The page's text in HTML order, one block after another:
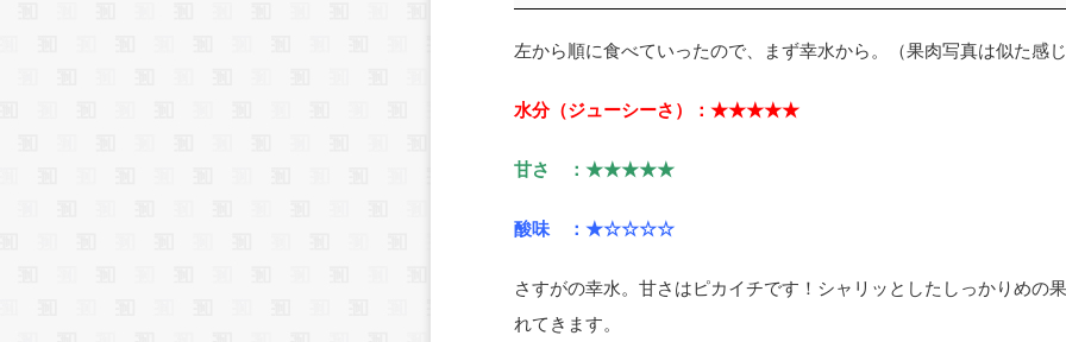
左から順に食べていったので、まず幸水から。（果肉写真は似た感
水分（ジューシーさ）：★★★★★
甘さ ：★★★★★
酸味 ：★☆☆☆☆
さすがの幸水。甘さはピカイチです！シャリッとしたしっかりめの
れてきます。